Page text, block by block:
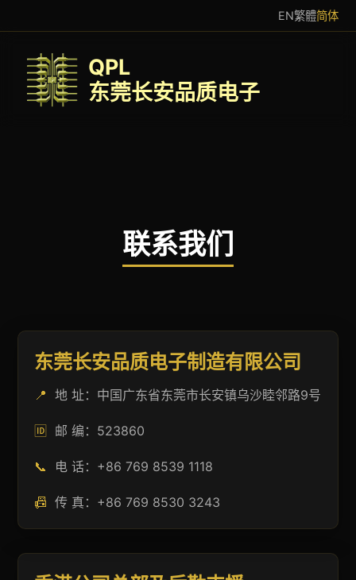
EN繁體简体
QPL
东莞长安品质电子
联系我们
东莞长安品质电子制造有限公司
📍 地 址：中国广东省东莞市长安镇乌沙睦邻路9号
🆔 邮 编：523860
📞 电 话：+86 769 8539 1118
📠 传 真：+86 769 8530 3243